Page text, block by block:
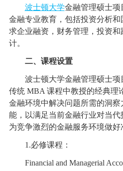
波士顿大学金融管理硕士项
金融专业教育，包括投资分析
求企业融资，财务管理，投资
计。
二、课程设置
波士顿大学金融管理硕士项
传统 MBA 课程中教授的经典理
金融环境中解决问题所需的洞
能，以满足当前金融行业对当
为竞争激烈的金融服务环境做好
1.必修课程：
Financial and Managerial